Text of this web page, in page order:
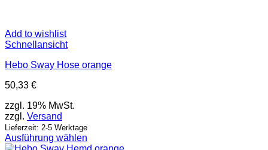
Add to wishlist
Schnellansicht
Hebo Sway Hose orange
50,33 €
zzgl. 19% MwSt.
zzgl. Versand
Lieferzeit: 2-5 Werktage
Ausführung wählen